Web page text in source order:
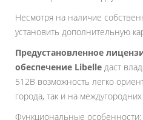
Несмотря на наличие
установить дополнительную
Предустановленное
обеспечение Libelle даст
512В возможность легко
города, так и на междугородних
Функциональные особенности: